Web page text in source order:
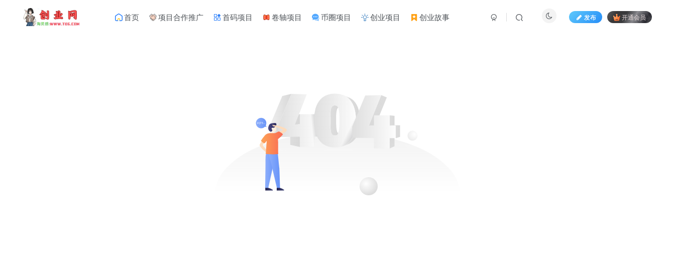
首页 项目合作推广 首码项目 卷轴项目 币圈项目 创业项目 创业故事 发布 开通会员